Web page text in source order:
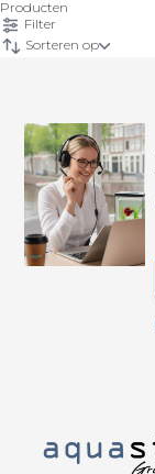
Producten
Filter
Sorteren op